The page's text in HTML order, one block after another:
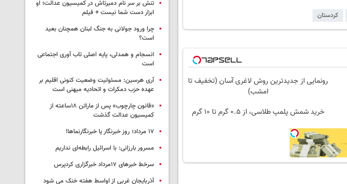
کردستان
رونمایی از جدیدترین روش لاغری آسان (تخفیف تا
امشب)
خرید شمش پلمپ طلاسی، از ۰.۵ گرم تا ۱۰ گرم
تنش بر سر نام دمیرتاش در کمیسیون عدالت؛ او
ابزار دست شما نیست + فیلم
چرا ورود جولانی به جنگ لبنان همچنان بعید
است؟
انسجام و همدلی، پایه اصلی تاب آوری اجتماعی
است
آری هرسین: مسئولیت وضعیت کنونی اقلیم بر
عهده حزب دمکرات و اتحادیه میهنی است
«قانون چارچوب» پس از ماراتن ۱۸ساعته از
کمیسیون عدالت گذشت
١٧ مرداد؛ روز خبرنگار یا خبرنگارنماها!
مسرور بارزانی: با اسرائیل رابطه‌ای نداریم
سرخط خبرهای ۱۷مرداد خبرگزاری کردپرس
آذربایجان غربی از اواسط هفته خنک می شود